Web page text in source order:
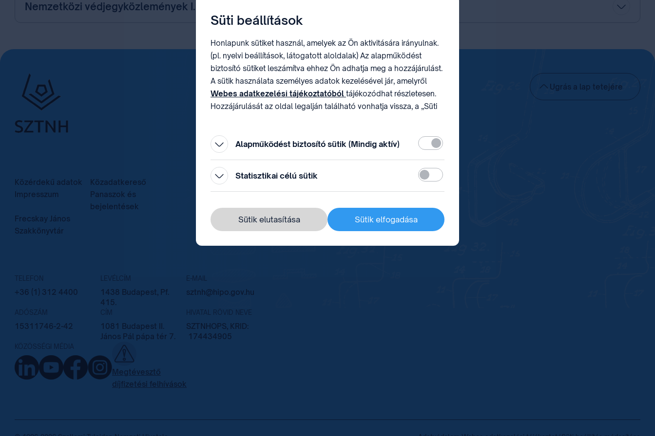
Nemzetközi védjegyközlemények I.
Ugrás a lap tetejére
Közérdekű adatok
Közadatkereső
Impresszum
Panaszok és
bejelentések
Frecskay János
Szakkönyvtár
TELEFON
+36 (1) 312 4400
LEVÉLCÍM
1438 Budapest, Pf.
415.
E-MAIL
sztnh@hipo.gov.hu
ADÓSZÁM
15311746-2-42
CÍM
1081 Budapest II.
János Pál pápa tér 7.
HIVATAL RÖVID NEVE
SZTNHOPS, KRID:
174434905
KÖZÖSSÉGI MÉDIA
Megtévesztő
díjfizetési felhívások
Süti beállítások
Honlapunk sütiket használ, amelyek az Ön aktivitására irányulnak.
(pl. nyelvi beállítások, látogatott aloldalak) Az alapműködést
biztosító sütiket leszámítva ehhez Ön adhatja meg a hozzájárulást.
A sütik használata személyes adatok kezelésével jár, amelyről
Webes adatkezelési tájékoztatóból tájékozódhat részletesen.
Hozzájárulását az oldal legalján található vonhatja vissza, a „Süti
Alapműködést biztosító sütik (Mindig aktív) Kötelező
Statisztikai célú sütik Statisztikai
Sütik elutasítása Sütik elfogadása